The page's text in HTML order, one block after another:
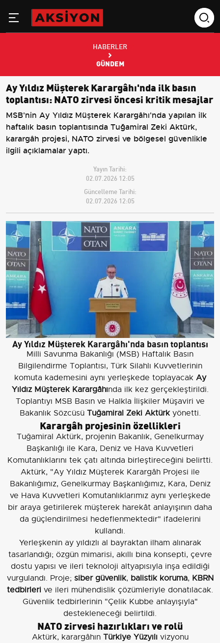
HABERLER
GÜNDEM
Ay Yıldız Müşterek Karargâhı'nda ilk basın
toplantısı: NATO zirvesi öncesi kritik mesajlar
MSB'nin Ay Yıldız Müşterek Karargâhı'nda yapılan ilk
haftalık basın toplantısında Tuğamiral Zeki Aktürk,
karargâh projesi, NATO zirvesi ve bölgesel güvenlikle
ilgili açıklamalar yaptı.
Yayın Tarihi:
02.07.2026 12:05
Güncelleme Tarihi:
02.07.2026 12:05
Ay Yıldız Müşterek Karargâhı'nda basın toplantısı
Milli Savunma Bakanlığı (MSB) Haftalık Basın
Bilgilendirme Toplantısı, Türk Silahlı Kuvvetlerinin
komuta kademesini aynı yerleşkede toplayacak Ay
Yıldız Müşterek Karargâhında ilk kez gerçekleştirildi.
Toplantıyı MSB Basın ve Halkla İlişkiler Müşaviri ve
Bakanlık Sözcüsü Tuğamiral Zeki Aktürkyönetti.
Karargâh projesinin özellikleri
Tuğamiral Aktürk, projenin Bakanlık, Genelkurmay
Başkanlığı ile Kara, Deniz ve Hava Kuvvetleri
Komutanlıklarını tek çatı altında birleştireceğini belirtti.
Aktürk, "Ay Yıldız Müşterek Karargâh Projesi ile
Bakanlığımız, Genelkurmay Başkanlığımız, Kara, Deniz
ve Hava Kuvvetleri Komutanlıklarımız aynı yerleşkede
bir araya getirilerek müşterek harekât anlayışının daha
da güçlendirilmesi hedeflenmektedir" ifadelerini
kullandı.
Yerleşkenin ay yıldızlı al bayraktan ilham alınarak
tasarlandığı; özgün mimarisi, akıllı bina konsepti, çevre
dostu yapısı ve ileri teknoloji altyapısıyla inşa edildiği
vurgulandı. Proje; siber güvenlik, balistik koruma, KBRN
tedbirleri ve ileri mühendislik çözümleriyle donatılacak.
Güvenlik tedbirlerinin "Çelik Kubbe anlayışıyla"
destekleneceği belirtildi.
NATO zirvesi hazırlıkları ve rolü
Aktürk, karargâhın Türkiye Yüzyılı vizyonu